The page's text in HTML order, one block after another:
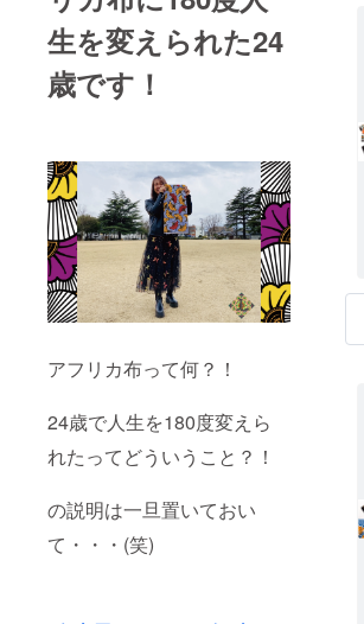
生を変えられた24
歳です！
アフリカ布って何？！
24歳で人生を180度変えら
れたってどういうこと？！
の説明は一旦置いておい
て・・・(笑)